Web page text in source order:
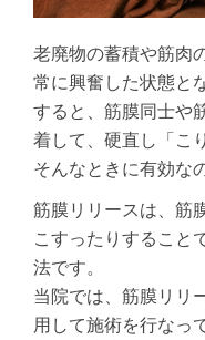
老廃物の蓄積や筋肉
常に興奮した状態と
すると、筋膜同士や
着して、硬直し「こ
そんなときに有効な
筋膜リリースは、筋
こすったりすること
法です。
当院では、筋膜リリ
用して施術を行なっ